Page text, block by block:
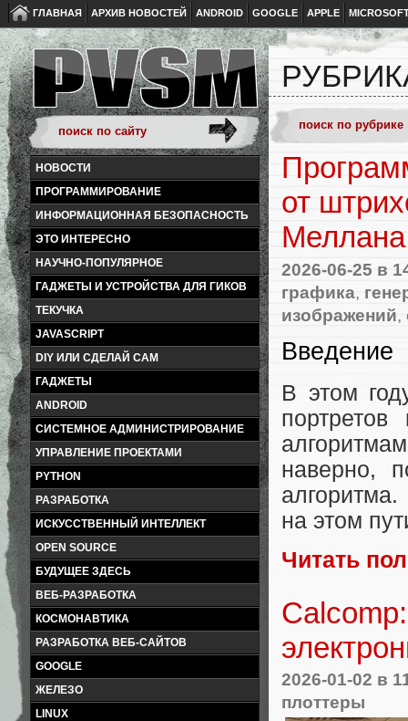
ГЛАВНАЯ АРХИВ НОВОСТЕЙ ANDROID GOOGLE APPLE
НОВОСТИ
ПРОГРАММИРОВАНИЕ
ИНФОРМАЦИОННАЯ БЕЗОПАСНОСТЬ
ЭТО ИНТЕРЕСНО
НАУЧНО-ПОПУЛЯРНОЕ
ГАДЖЕТЫ И УСТРОЙСТВА ДЛЯ ГИКОВ
ТЕКУЧКА
JAVASCRIPT
DIY ИЛИ СДЕЛАЙ САМ
ГАДЖЕТЫ
ANDROID
СИСТЕМНОЕ АДМИНИСТРИРОВАНИЕ
УПРАВЛЕНИЕ ПРОЕКТАМИ
PYTHON
РАЗРАБОТКА
ИСКУССТВЕННЫЙ ИНТЕЛЛЕКТ
OPEN SOURCE
БУДУЩЕЕ ЗДЕСЬ
ВЕБ-РАЗРАБОТКА
КОСМОНАВТИКА
РАЗРАБОТКА ВЕБ-САЙТОВ
GOOGLE
ЖЕЛЕЗО
LINUX
от
Меллана
2026-06-25 в
графика,
изображений,
Введение
В этом
наверно,
на этом
Читать
2026-01-02 в
плоттеры